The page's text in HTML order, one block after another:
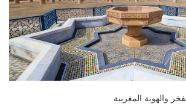
والهوية المغربية